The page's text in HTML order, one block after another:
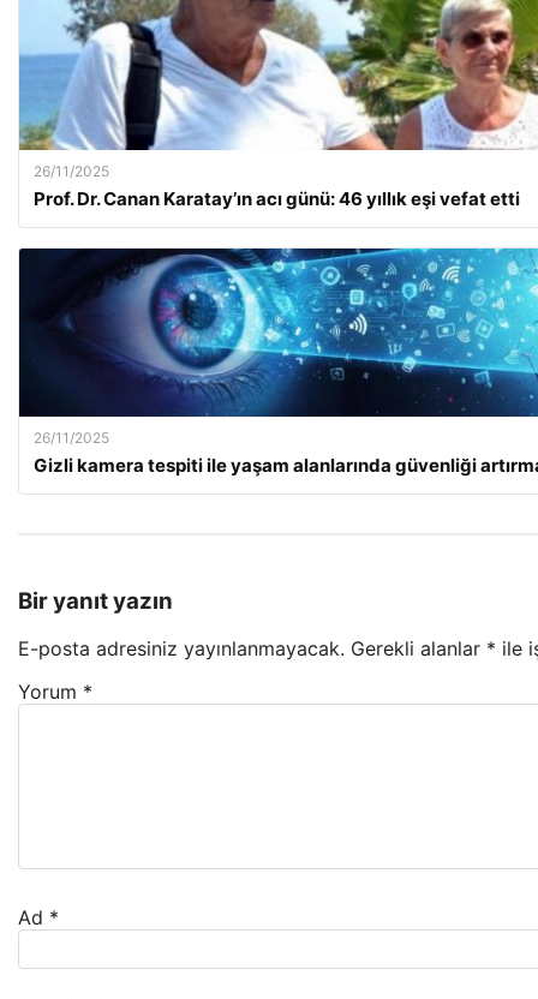
26/11/2025
Prof. Dr. Canan Karatay’ın acı günü: 46 yıllık eşi vefat etti
26/11/2025
Gizli kamera tespiti ile yaşam alanlarında güvenliği
Bir yanıt yazın
E-posta adresiniz yayınlanmayacak. Gerekli alanlar * ile
Yorum *
Ad *